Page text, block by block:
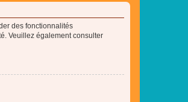
des fonctionnalités
Veuillez également consulter